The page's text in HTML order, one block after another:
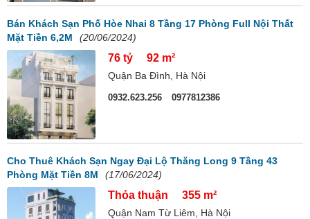
Bán Khách Sạn Phố Hòe Nhai 8 Tầng 17 Phòng Full Nội Thất
Mặt Tiền 6,2M
(20/06/2024)
76 tỷ 92 m²
Quận Ba Đình, Hà Nội
0932.623.256 0977812386
Cho Thuê Khách Sạn Ngay Đại Lộ Thăng Long 9 Tầng 43
Phòng Mặt Tiền 8M
(17/06/2024)
Thỏa thuận 355 m²
Quận Nam Từ Liêm, Hà Nội